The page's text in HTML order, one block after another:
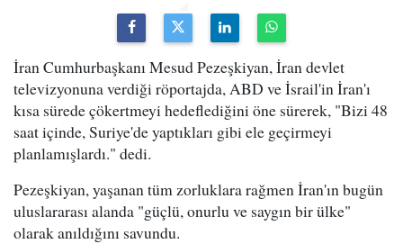
İran Cumhurbaşkanı Mesud Pezeşkiyan, İran devlet
televizyonuna verdiği röportajda, ABD ve İsrail'in İran'ı
kısa sürede çökertmeyi hedeflediğini öne sürerek, "Bizi 48
saat içinde, Suriye'de yaptıkları gibi ele geçirmeyi
planlamışlardı." dedi.
Pezeşkiyan, yaşanan tüm zorluklara rağmen İran'ın bugün
uluslararası alanda "güçlü, onurlu ve saygın bir ülke"
olarak anıldığını savundu.